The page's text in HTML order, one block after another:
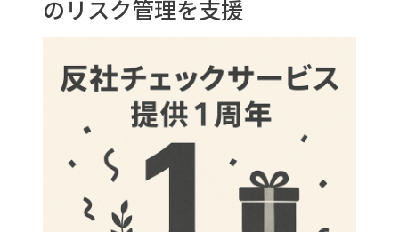
のリスク管理を支援